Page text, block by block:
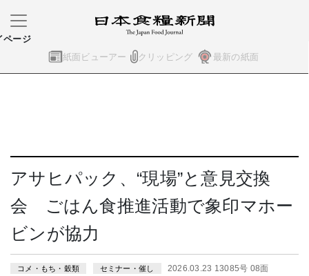
紙面ビューアー クリッピング 最新の紙面
ページ
アサヒパック、“現場”と意見交換
会 ごはん食推進活動で象印マホー
ビンが協力
コメ・もち・穀類 セミナー・催し 2026.03.23 13085号 08面